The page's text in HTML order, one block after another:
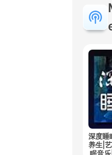
深度睡
养生|
眠音